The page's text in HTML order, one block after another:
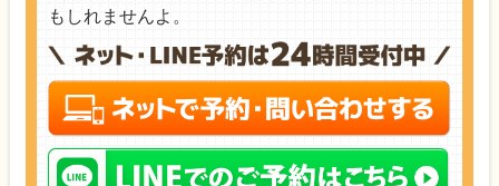
もしれませんよ。